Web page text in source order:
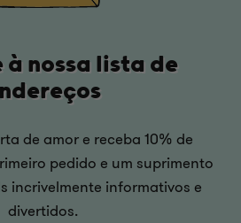
à nossa lista de
de amor e receba 10% de
pedido e um suprimento
incrivelmente informativos e
divertidos.